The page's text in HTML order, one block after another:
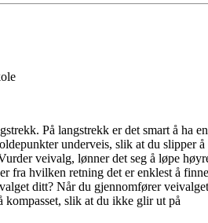
På langstrekk er det smart å ha en
underveis, slik at du slipper å
veivalg, lønner det seg å løpe
fra hvilken retning det er enklest å finne
ditt? Når du gjennomfører veivalget
kompasset, slik at du ikke glir ut på